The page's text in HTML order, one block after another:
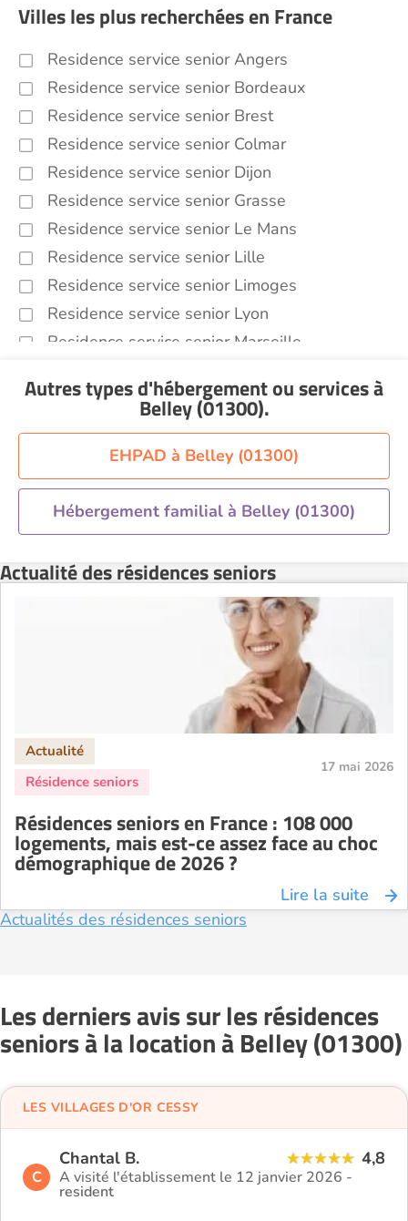
Villes les plus recherchées en France
Residence service senior Angers
Residence service senior Bordeaux
Residence service senior Brest
Residence service senior Colmar
Residence service senior Dijon
Residence service senior Grasse
Residence service senior Le Mans
Residence service senior Lille
Residence service senior Limoges
Residence service senior Lyon
Residence service senior Marseille
Residence service senior Montélimar
Residence service senior Nantes
Residence service senior Nîmes
Residence service senior Orléans
Residence service senior Perpignan
Residence service senior Rennes
Residence service senior Strasbourg
Residence service senior Toulouse
Autres types d'hébergement ou servicesà
Belley (01300).
EHPAD à Belley (01300)
Hébergement familial à Belley (01300)
Actualité des résidences seniors
17 mai 2026
Résidences seniors en France : 108 000
logements, mais est-ce assez face au choc
démographique de 2026 ?
Lire la suite
Actualités des résidences seniors
Les derniers avis sur les résidences
seniors à la location à Belley (01300)
C
Chantal B. 4,8
A visité l'établissement le 12 janvier 2026 -
resident
LES VILLAGES D'OR CESSY